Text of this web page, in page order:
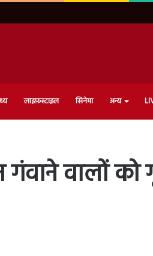
लाइफ़स्टाइल सिनेमा अन्य
वालों को गृह